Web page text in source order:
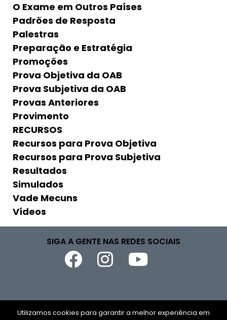
O Exame em Outros Países
Padrões de Resposta
Palestras
Preparação e Estratégia
Promoções
Prova Objetiva da OAB
Prova Subjetiva da OAB
Provas Anteriores
Provimento
RECURSOS
Recursos para Prova Objetiva
Recursos para Prova Subjetiva
Resultados
Simulados
Vade Mecuns
Vídeos
SIGA A GENTE NAS REDES SOCIAIS
Copyright © 2026
Utilizamos cookies para garantir a melhor experiência em